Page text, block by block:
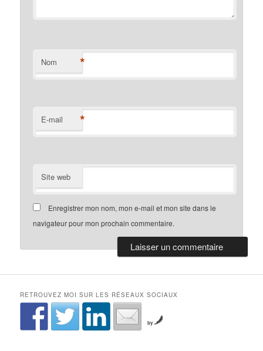
Nom *
E-mail *
Site web
Enregistrer mon nom, mon e-mail et mon site dans le
navigateur pour mon prochain commentaire.
RETROUVEZ MOI SUR LES RÉSEAUX SOCIAUX
by